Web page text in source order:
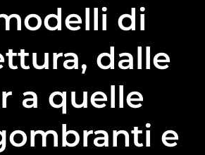
di
dalle
a quelle
e